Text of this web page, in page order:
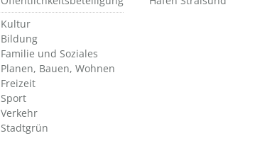
Kultur
Bildung
Familie und Soziales
Planen, Bauen, Wohnen
Freizeit
Sport
Verkehr
Stadtgrün